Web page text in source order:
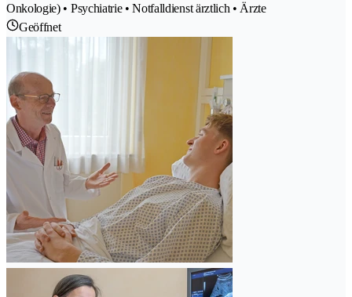
Onkologie) • Psychiatrie • Notfalldienst ärztlich • Ärzte
Geöffnet